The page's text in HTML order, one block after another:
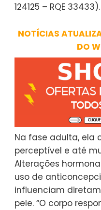
124125 – RQE 33433).
NOTÍCIAS
DO
Na fase adulta, ela
perceptível e até
Alterações
uso de
influenciam
pele. “O corpo